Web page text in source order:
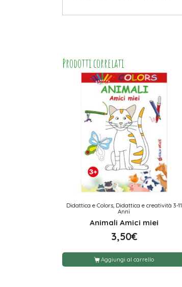
Prodotti correlati
Didattica e Colors, Didattica e creatività 3-11
Anni
Animali Amici miei
3,50€
Aggiungi al carrello